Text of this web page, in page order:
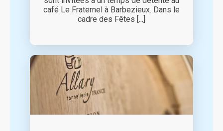
café Le Fraternel à Barbezieux. Dans le
cadre des Fêtes [...]